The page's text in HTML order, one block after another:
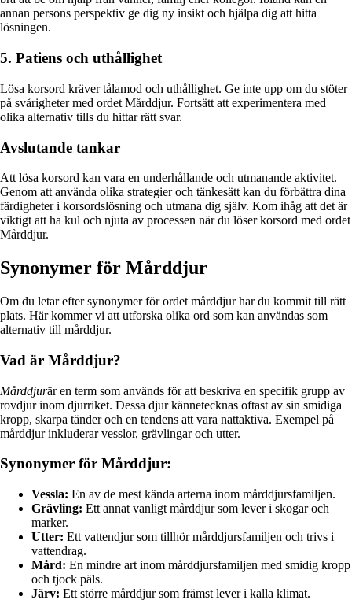
annan persons perspektiv ge dig ny insikt och hjälpa dig att hitta
lösningen.
5. Patiens och uthållighet
Lösa korsord kräver tålamod och uthållighet. Ge inte upp om du stöter
på svårigheter med ordet Mårddjur. Fortsätt att experimentera med
olika alternativ tills du hittar rätt svar.
Avslutande tankar
Att lösa korsord kan vara en underhållande och utmanande aktivitet.
Genom att använda olika strategier och tänkesätt kan du förbättra dina
färdigheter i korsordslösning och utmana dig själv. Kom ihåg att det är
viktigt att ha kul och njuta av processen när du löser korsord med ordet
Mårddjur.
Synonymer för Mårddjur
Om du letar efter synonymer för ordet mårddjur har du kommit till rätt
plats. Här kommer vi att utforska olika ord som kan användas som
alternativ till mårddjur.
Vad är Mårddjur?
Mårddjurär en term som används för att beskriva en specifik grupp av
rovdjur inom djurriket. Dessa djur kännetecknas oftast av sin smidiga
kropp, skarpa tänder och en tendens att vara nattaktiva. Exempel på
mårddjur inkluderar vesslor, grävlingar och utter.
Synonymer för Mårddjur:
Vessla: En av de mest kända arterna inom mårddjursfamiljen.
Grävling: Ett annat vanligt mårddjur som lever i skogar och
marker.
Utter: Ett vattendjur som tillhör mårddjursfamiljen och trivs i
vattendrag.
Mård: En mindre art inom mårddjursfamiljen med smidig kropp
och tjock päls.
Järv: Ett större mårddjur som främst lever i kalla klimat.